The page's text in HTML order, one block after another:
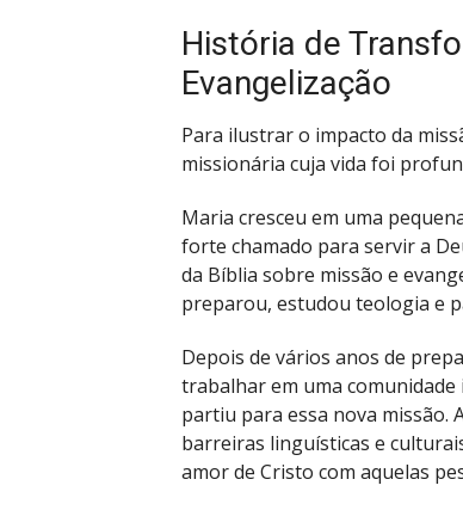
História de
Evangelização
Para ilustrar o impacto da
missionária cuja vida foi
Maria cresceu em uma
forte chamado para servir a
da Bíblia sobre missão e
preparou, estudou teologia e
Depois de vários anos de
trabalhar em uma comunidade
partiu para essa nova missão.
barreiras linguísticas e
amor de Cristo com aquelas